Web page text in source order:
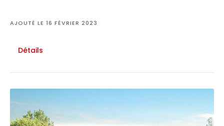
AJOUTÉ LE 16 FÉVRIER 2023
Détails